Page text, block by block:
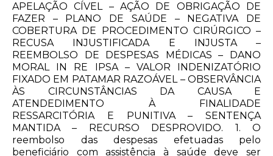
APELAÇÃO CÍVEL – AÇÃO DE OBRIGAÇÃO DE
FAZER – PLANO DE SAÚDE – NEGATIVA DE
COBERTURA DE PROCEDIMENTO CIRÚRGICO –
RECUSA INJUSTIFICADA E INJUSTA –
REEMBOLSO DE DESPESAS MÉDICAS – DANO
MORAL IN RE IPSA – VALOR INDENIZATÓRIO
FIXADO EM PATAMAR RAZOÁVEL – OBSERVÂNCIA
ÀS CIRCUNSTÂNCIAS DA CAUSA E
ATENDEDIMENTO À FINALIDADE
RESSARCITÓRIA E PUNITIVA – SENTENÇA
MANTIDA – RECURSO DESPROVIDO. 1. O
reembolso das despesas efetuadas pelo
beneficiário com assistência à saúde deve ser